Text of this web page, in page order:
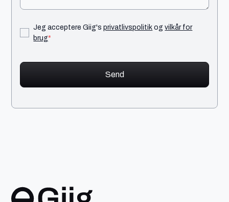
Jeg acceptere Giig'sprivatlivspolitikogvilkår for
brug*